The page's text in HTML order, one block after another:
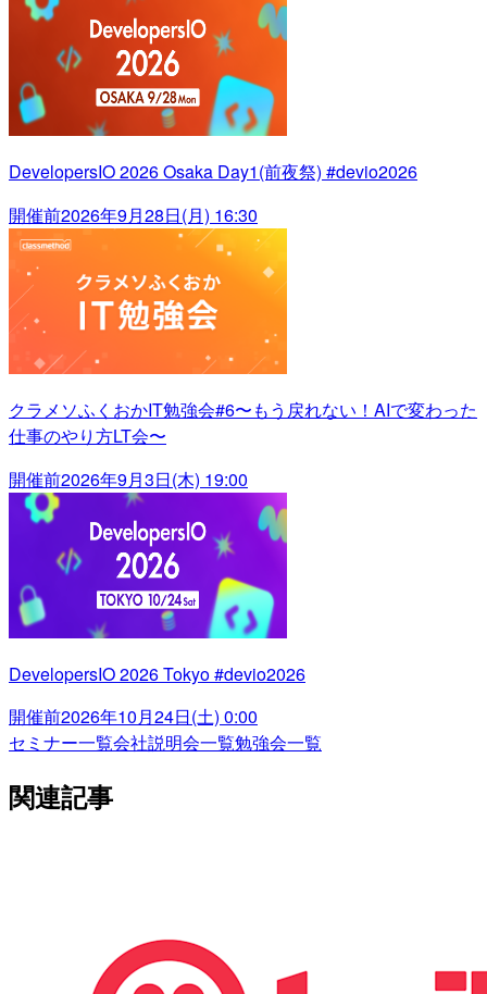
DevelopersIO 2026 Osaka Day1(前夜祭) #devio2026
開催前2026年9月28日(月) 16:30
クラメソふくおかIT勉強会#6〜もう戻れない！AIで変わった
仕事のやり方LT会〜
開催前2026年9月3日(木) 19:00
DevelopersIO 2026 Tokyo #devio2026
開催前2026年10月24日(土) 0:00
セミナー一覧会社説明会一覧勉強会一覧
関連記事